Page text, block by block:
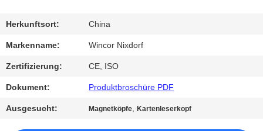
SIE
MIT
UNS
IN
VERBINDUNG
Herkunftsort: China
Markenname: Wincor Nixdorf
Zertifizierung: CE, ISO
Dokument: Produktbroschüre PDF
Ausgesucht: Magnetköpfe,Kartenleserkopf